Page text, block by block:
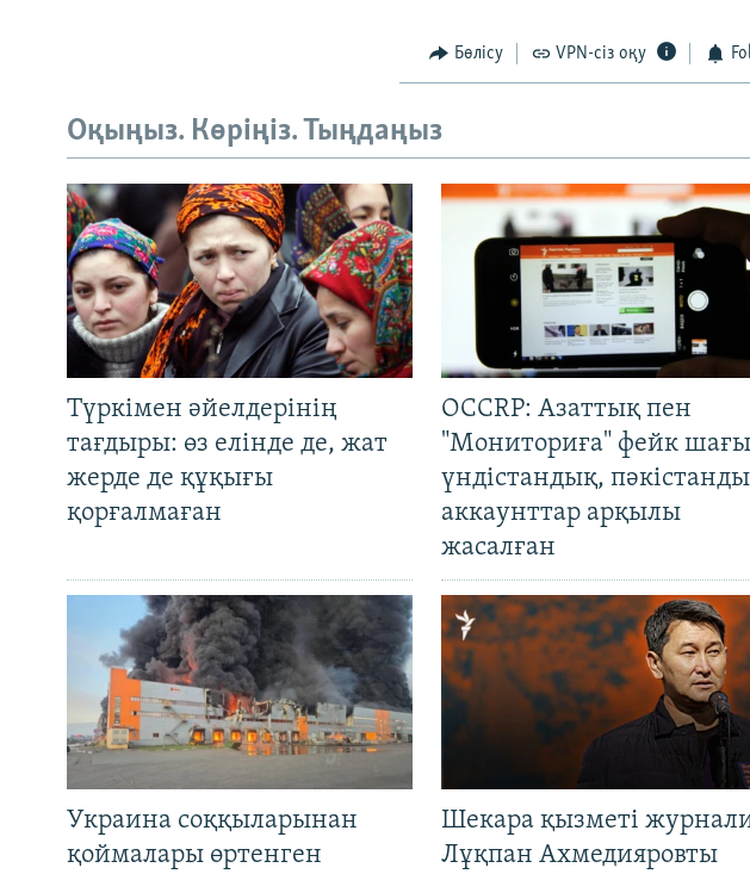
Бөлісу VPN-сіз оқу
Оқыңыз. Көріңіз. Тыңдаңыз
Түркімен әйелдерінің
тағдыры: өз елінде де, жат
жерде де құқығы
қорғалмаған
OCCRP: Азаттық пен
"Мониториға" фейк
үндістандық,
аккаунттар арқылы
жасалған
Украина соққыларынан
қоймалары өртенген
Шекара қызметі
Лұқпан Ахмедияровты